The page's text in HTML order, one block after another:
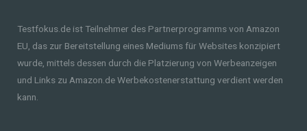
Testfokus.de ist Teilnehmer des Partnerprogramms von Amazon
EU, das zur Bereitstellung eines Mediums für Websites konzipiert
wurde, mittels dessen durch die Platzierung von Werbeanzeigen
und Links zu Amazon.de Werbekostenerstattung verdient werden
kann.